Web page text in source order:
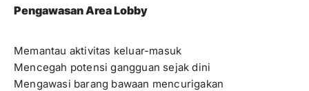
Pengawasan Area Lobby
Memantau aktivitas keluar-masuk
Mencegah potensi gangguan sejak dini
Mengawasi barang bawaan mencurigakan